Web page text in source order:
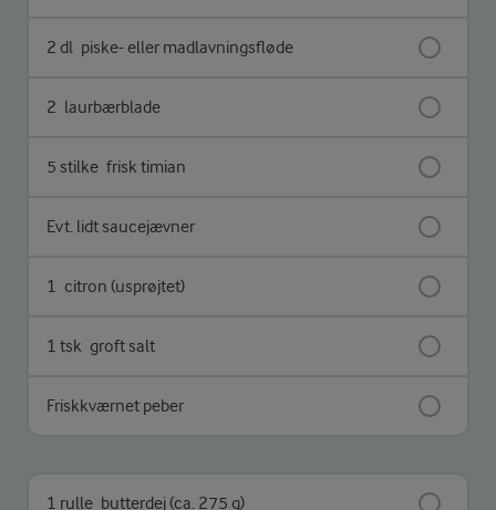
2 dl piske- eller madlavningsfløde
2 laurbærblade
5 stilke frisk timian
Evt. lidt saucejævner
1 citron (usprøjtet)
1 tsk groft salt
Friskkværnet peber
1 rulle butterdej (ca. 275 g)